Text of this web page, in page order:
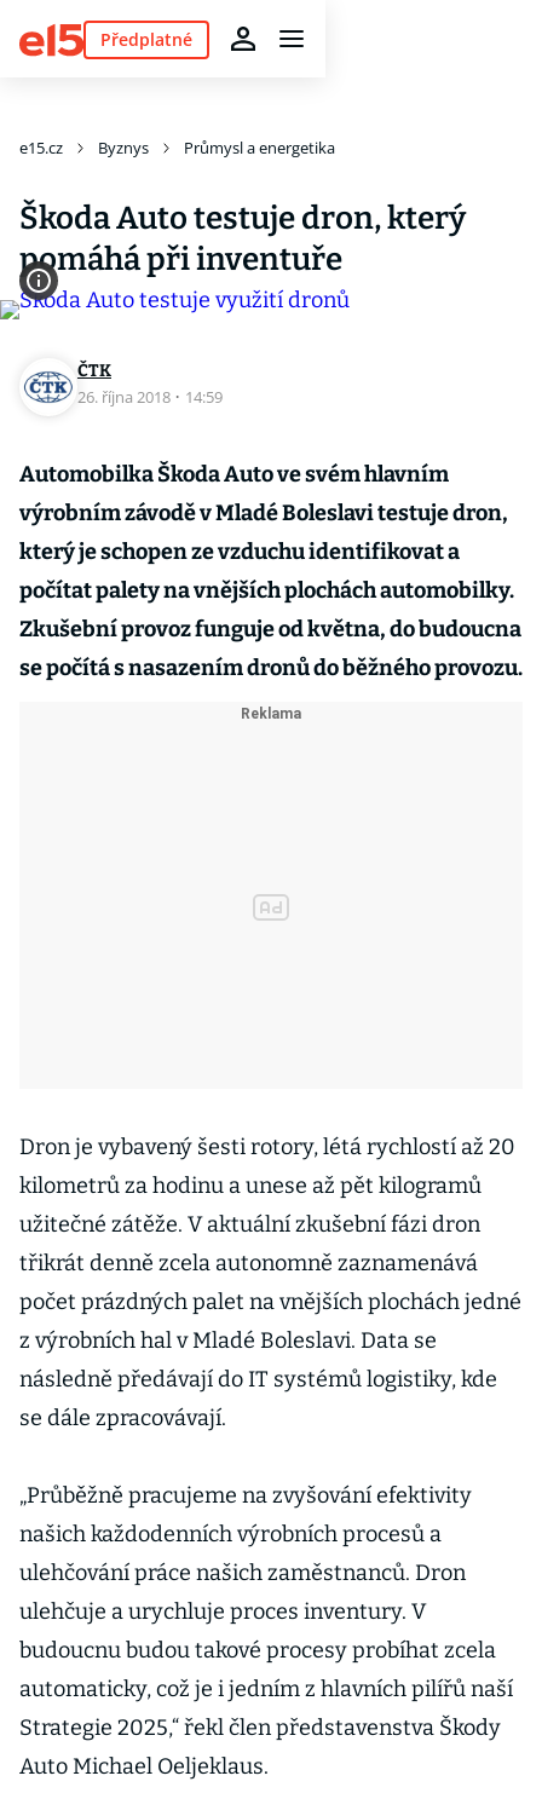
Předplatné
e15.cz Byznys Průmysl a energetika
Škoda Auto testuje dron, který
pomáhá při inventuře
ČTK
26. října 2018 · 14:59
Automobilka Škoda Auto ve svém hlavním
výrobním závodě v Mladé Boleslavi testuje dron,
který je schopen ze vzduchu identifikovat a
počítat palety na vnějších plochách automobilky.
Zkušební provoz funguje od května, do budoucna
se počítá s nasazením dronů do běžného provozu.
Dron je vybavený šesti rotory, létá rychlostí až 20
kilometrů za hodinu a unese až pět kilogramů
užitečné zátěže. V aktuální zkušební fázi dron
třikrát denně zcela autonomně zaznamenává
počet prázdných palet na vnějších plochách jedné
z výrobních hal v Mladé Boleslavi. Data se
následně předávají do IT systémů logistiky, kde
se dále zpracovávají.
„Průběžně pracujeme na zvyšování efektivity
našich každodenních výrobních procesů a
ulehčování práce našich zaměstnanců. Dron
ulehčuje a urychluje proces inventury. V
budoucnu budou takové procesy probíhat zcela
automaticky, což je i jedním z hlavních pilířů naší
Strategie 2025,“ řekl člen představenstva Škody
Auto Michael Oeljeklaus.